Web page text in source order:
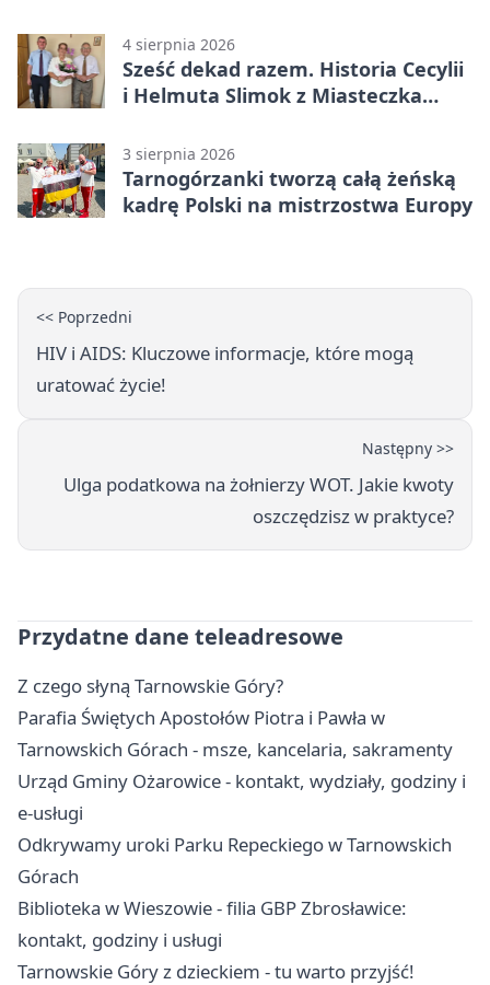
4 sierpnia 2026
Sześć dekad razem. Historia Cecylii
i Helmuta Slimok z Miasteczka
3 sierpnia 2026
Tarnogórzanki tworzą całą żeńską
kadrę Polski na mistrzostwa Europy
<< Poprzedni
HIV i AIDS: Kluczowe informacje, które mogą
uratować życie!
Następny >>
Ulga podatkowa na żołnierzy WOT. Jakie kwoty
oszczędzisz w praktyce?
Przydatne dane teleadresowe
Z czego słyną Tarnowskie Góry?
Parafia Świętych Apostołów Piotra i Pawła w
Tarnowskich Górach - msze, kancelaria, sakramenty
Urząd Gminy Ożarowice - kontakt, wydziały, godziny i
e-usługi
Odkrywamy uroki Parku Repeckiego w Tarnowskich
Górach
Biblioteka w Wieszowie - filia GBP Zbrosławice:
kontakt, godziny i usługi
Tarnowskie Góry z dzieckiem - tu warto przyjść!